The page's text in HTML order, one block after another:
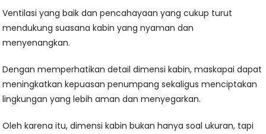
Ventilasi yang baik dan pencahayaan yang cukup turut
mendukung suasana kabin yang nyaman dan
menyenangkan.
Dengan memperhatikan detail dimensi kabin, maskapai dapat
meningkatkan kepuasan penumpang sekaligus menciptakan
lingkungan yang lebih aman dan menyegarkan.
Oleh karena itu, dimensi kabin bukan hanya soal ukuran, tapi